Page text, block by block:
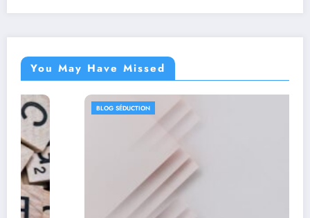
You May Have Missed
BLOG SÉDUCTION